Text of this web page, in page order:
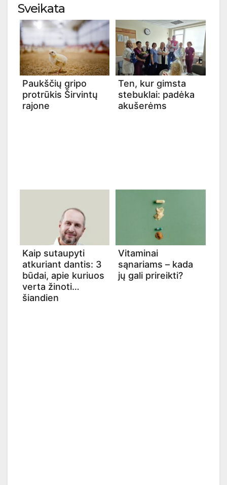
Sveikata
Paukščių gripo
protrūkis Širvintų
rajone
Ten, kur gimsta
stebuklai: padėka
akušerėms
Kaip sutaupyti
atkuriant dantis: 3
būdai, apie kuriuos
verta žinoti
šiandien
Vitaminai
sąnariams – kada
jų gali prireikti?